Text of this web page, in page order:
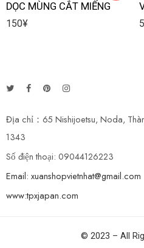
DỌC MÙNG CẮT MIẾNG
150¥
Địa chỉ：65 Nishijoetsu, Noda,
1343
Số điện thoại: 09044126223
Email: xuanshopvietnhat@gmail.com
www:tpxjapan.com
© 2023 – All